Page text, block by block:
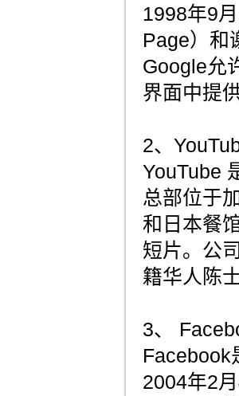
1998年9
Page）和
Google允
界面中提
2、
YouTube
总部位于
和日本餐
短片。公
籍华人陈
3、
Facebook
2004年2